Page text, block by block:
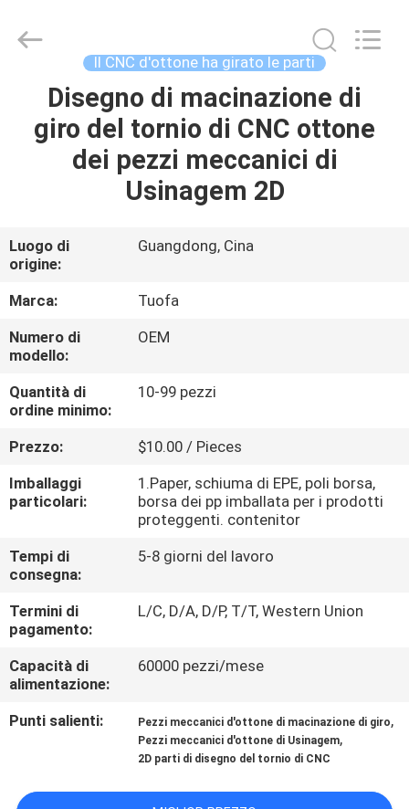
CASA.
PRODOTTI
DI
NOI
VISITA
ALLA
FABBRICA
CONTROLLO
DELLA
QUALITÀ
CONTATTACI
NOTIZIE
CHIEDI
UN
PREVENTIVO
Technology
Il CNC d'ottone ha girato le parti
Disegno di macinazione di
giro del tornio di CNC ottone
dei pezzi meccanici di
Usinagem 2D
Luogo di
origine:
Guangdong, Cina
Marca:
Tuofa
Numero di
modello:
OEM
Quantità di
ordine minimo:
10-99 pezzi
Prezzo:
$10.00 / Pieces
Imballaggi
particolari:
1.Paper, schiuma di EPE, poli borsa,
borsa dei pp imballata per i prodotti
proteggenti. contenitor
Tempi di
consegna:
5-8 giorni del lavoro
Termini di
pagamento:
L/C, D/A, D/P, T/T, Western Union
Capacità di
alimentazione:
60000 pezzi/mese
Punti salienti: Pezzi meccanici d'ottone di macinazione di giro,
Pezzi meccanici d'ottone di Usinagem,
2D parti di disegno del tornio di CNC